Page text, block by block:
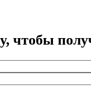
чтобы